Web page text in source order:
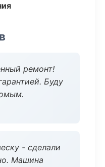
ремонт!
Буду
- сделали
Машина